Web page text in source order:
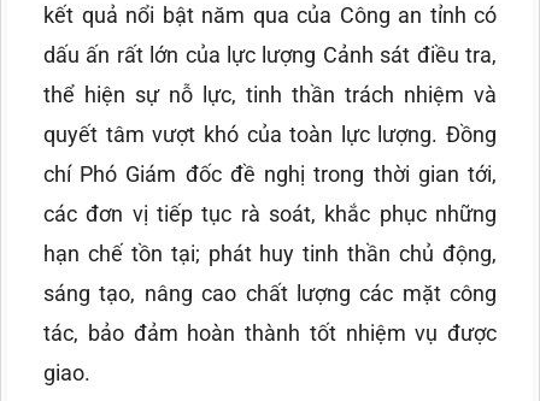
kết quả nổi bật năm qua của Công an tỉnh có
dấu ấn rất lớn của lực lượng Cảnh sát điều tra,
thể hiện sự nỗ lực, tinh thần trách nhiệm và
quyết tâm vượt khó của toàn lực lượng. Đồng
chí Phó Giám đốc đề nghị trong thời gian tới,
các đơn vị tiếp tục rà soát, khắc phục những
hạn chế tồn tại; phát huy tinh thần chủ động,
sáng tạo, nâng cao chất lượng các mặt công
tác, bảo đảm hoàn thành tốt nhiệm vụ được
giao.